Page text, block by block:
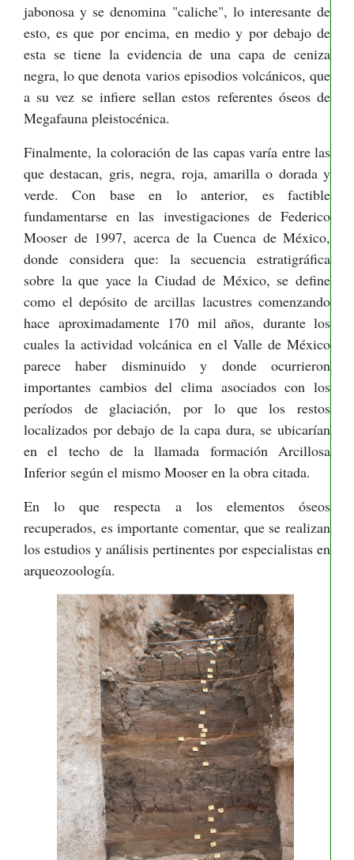
jabonosa y se denomina "caliche", lo interesante de
esto, es que por encima, en medio y por debajo de
esta se tiene la evidencia de una capa de ceniza
negra, lo que denota varios episodios volcánicos, que
a su vez se infiere sellan estos referentes óseos de
Megafauna pleistocénica.
Finalmente, la coloración de las capas varía entre las
que destacan, gris, negra, roja, amarilla o dorada y
verde. Con base en lo anterior, es factible
fundamentarse en las investigaciones de Federico
Mooser de 1997, acerca de la Cuenca de México,
donde considera que: la secuencia estratigráfica
sobre la que yace la Ciudad de México, se define
como el depósito de arcillas lacustres comenzando
hace aproximadamente 170 mil años, durante los
cuales la actividad volcánica en el Valle de México
parece haber disminuido y donde ocurrieron
importantes cambios del clima asociados con los
períodos de glaciación, por lo que los restos
localizados por debajo de la capa dura, se ubicarían
en el techo de la llamada formación Arcillosa
Inferior según el mismo Mooser en la obra citada.
En lo que respecta a los elementos óseos
recuperados, es importante comentar, que se realizan
los estudios y análisis pertinentes por especialistas en
arqueozoología.